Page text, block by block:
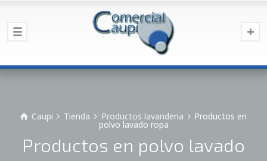
Caupi Tienda Productos lavanderia Productos en
polvo lavado ropa
Productos en polvo lavado